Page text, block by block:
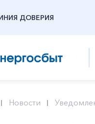
ДОВЕРИЯ
Новости